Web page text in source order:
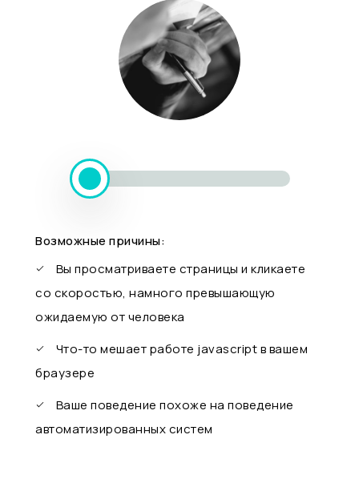
Возможные причины:
Вы просматриваете страницы и кликаете
со скоростью, намного превышающую
ожидаемую от человека
Что-то мешает работе javascript в вашем
браузере
Ваше поведение похоже на поведение
автоматизированных систем